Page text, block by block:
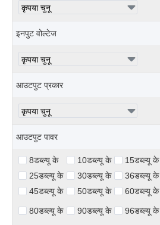
इनपुट वोल्टेज
आउटपुट प्रकार
आउटपुट पावर
8डब्ल्यू के 10डब्ल्यू के 15डब्ल्यू के
25डब्ल्यू के
30डब्ल्यू के 36डब्ल्यू के
45डब्ल्यू के
50डब्ल्यू के 60डब्ल्यू के
80डब्ल्यू के 90डब्ल्यू के 96डब्ल्यू के